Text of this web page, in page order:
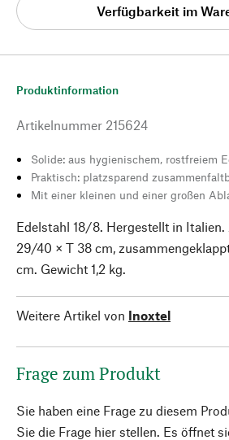
Verfügbarkeit im
Produktinformation
Artikelnummer 215624
Solide: aus hygienischem, rostfreiem
Praktisch: platzsparend
Mit einer kleinen und einer großen
Edelstahl 18/8. Hergestellt in
29/40 × T 38 cm,
cm. Gewicht 1,2 kg.
Weitere Artikel von Inoxtel
Frage zum Produkt
Sie haben eine Frage zu diesem
Sie die Frage hier stellen. Es öffnet